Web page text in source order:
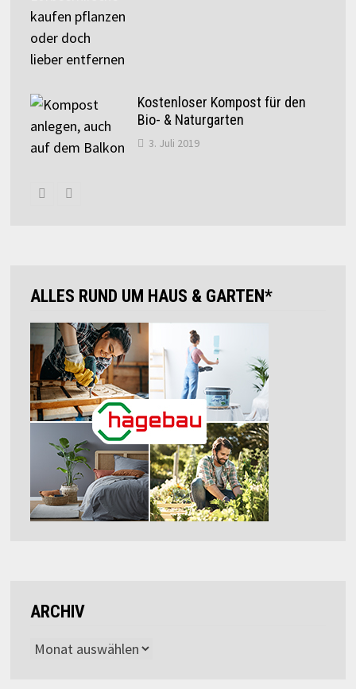
Kostenloser Kompost für den
Bio- & Naturgarten
3. Juli 2019
ALLES RUND UM HAUS & GARTEN*
ARCHIV
Archiv